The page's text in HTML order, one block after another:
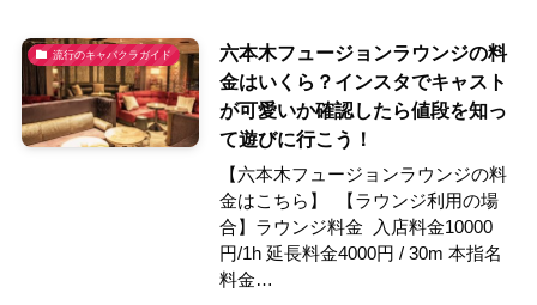
流行のキャバクラガイド
六本木フュージョンラウンジの料
金はいくら？インスタでキャスト
が可愛いか確認したら値段を知っ
て遊びに行こう！
【六本木フュージョンラウンジの料
金はこちら】 【ラウンジ利用の場
合】ラウンジ料金 入店料金10000
円/1h 延長料金4000円 / 30m 本指名
料金…